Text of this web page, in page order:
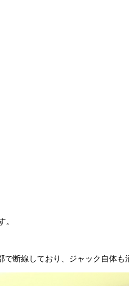
。
で断線しており、ジャック自体